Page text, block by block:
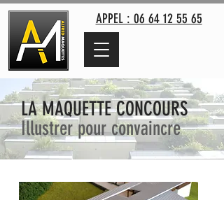
APPEL : 06 64 12 55 65
LA MAQUETTE CONCOURS
Illustrer pour convaincre